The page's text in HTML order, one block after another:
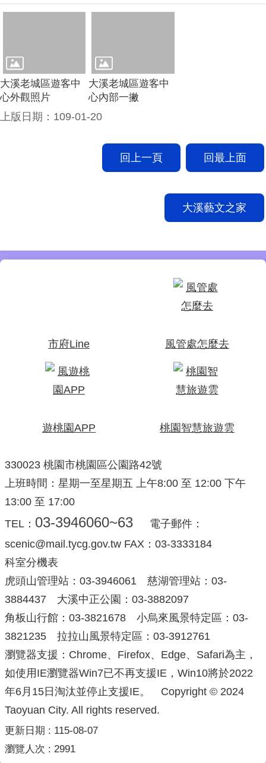
大溪老城區遊客中
心外觀照片
大溪老城區遊客中
心內部一撇
上版日期：109-01-20
回上一頁 回最上面
大溪藝文之家
:::
市府Line 風管處怎麼去
遊桃園APP 桃園智慧旅遊雲
330023 桃園市桃園區公園路42號
上班時間：星期一至星期五 上午8:00 至 12:00 下午
13:00 至 17:00
TEL： 03-3946060~63
電子郵件：
scenic@mail.tycg.gov.tw FAX：03-3333184
科室分機表
虎頭山管理站：03-3946061 慈湖管理站：03-
3884437 大溪中正公園：03-3882097
角板山行館：03-3821678 小烏來風景特定區：03-
3821235 拉拉山風景特定區：03-3912761
瀏覽器支援：Chrome、Firefox、Edge、Safari為主，
如使用IE瀏覽器Win7已不再支援IE，Win10將於2022
年6月15日淘汰並停止支援IE。 Copyright © 2024
Taoyuan City. All rights reserved.
更新日期
115-08-07
瀏覽人次
2991